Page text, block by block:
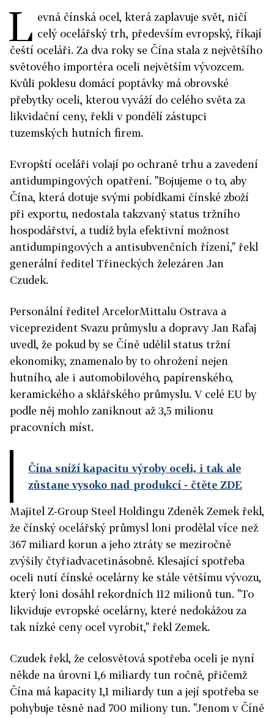
L evná čínská ocel, která zaplavuje svět, ničí
celý ocelářský trh, především evropský, říkají
čeští oceláři. Za dva roky se Čína stala z největšího
světového importéra oceli největším vývozcem.
Kvůli poklesu domácí poptávky má obrovské
přebytky oceli, kterou vyváží do celého světa za
likvidační ceny, řekli v pondělí zástupci
tuzemských hutních firem.
Evropští oceláři volají po ochraně trhu a zavedení
antidumpingových opatření. "Bojujeme o to, aby
Čína, která dotuje svými pobídkami čínské zboží
při exportu, nedostala takzvaný status tržního
hospodářství, a tudíž byla efektivní možnost
antidumpingových a antisubvenčních řízení," řekl
generální ředitel Třineckých železáren Jan
Czudek.
Personální ředitel ArcelorMittalu Ostrava a
viceprezident Svazu průmyslu a dopravy Jan Rafaj
uvedl, že pokud by se Číně udělil status tržní
ekonomiky, znamenalo by to ohrožení nejen
hutního, ale i automobilového, papírenského,
keramického a sklářského průmyslu. V celé EU by
podle něj mohlo zaniknout až 3,5 milionu
pracovních míst.
Čína sníží kapacitu výroby oceli, i tak ale
zůstane vysoko nad produkcí - čtěte ZDE
Majitel Z-Group Steel Holdingu Zdeněk Zemek řekl,
že čínský ocelářský průmysl loni prodělal více než
367 miliard korun a jeho ztráty se meziročně
zvýšily čtyřiadvacetinásobně. Klesající spotřeba
oceli nutí čínské ocelárny ke stále většímu vývozu,
který loni dosáhl rekordních 112 milionů tun. "To
likviduje evropské ocelárny, které nedokážou za
tak nízké ceny ocel vyrobit," řekl Zemek.
Czudek řekl, že celosvětová spotřeba oceli je nyní
někde na úrovni 1,6 miliardy tun ročně, přičemž
Čína má kapacity 1,1 miliardy tun a její spotřeba se
pohybuje těsně nad 700 miliony tun. "Jenom v Číně